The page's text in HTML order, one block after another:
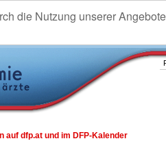
die Nutzung unserer
auf dfp.at und im DFP-Kalender